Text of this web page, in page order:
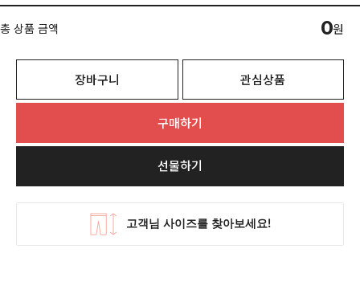
총 상품 금액 0원
장바구니 관심상품
구매하기
선물하기